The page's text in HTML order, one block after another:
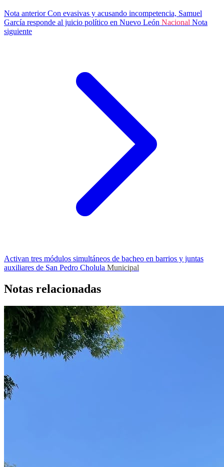
Nota anteriorCon evasivas y acusando incompetencia, Samuel
García responde al juicio político en Nuevo León Nacional Nota
siguiente
Activan tres módulos simultáneos de bacheo en barrios y juntas
auxiliares de San Pedro Cholula Municipal
Notas relacionadas